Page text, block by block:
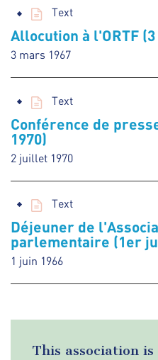
Text
Allocution à l'ORTF
3 mars 1967
Text
Conférence de
1970)
2 juillet 1970
Text
Déjeuner de
parlementaire (1er
1 juin 1966
This association